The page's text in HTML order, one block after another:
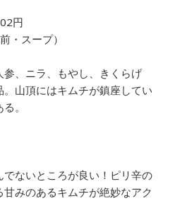
円
・スープ）
、ニラ、もやし、きくらげ
山頂にはキムチが鎮座してい
。
ないところが良い！ピリ辛の
みのあるキムチが絶妙なアク